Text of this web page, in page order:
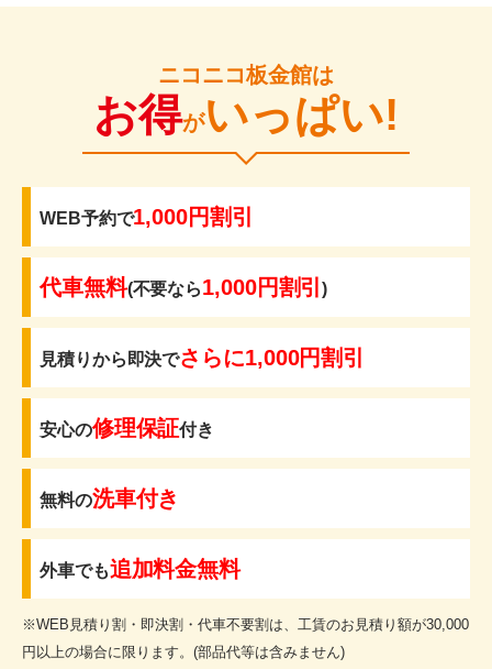
ニコニコ板金館は
お得がいっぱい!
WEB予約で1,000円割引
代車無料(不要なら1,000円割引)
見積りから即決でさらに1,000円割引
安心の修理保証付き
無料の洗車付き
外車でも追加料金無料
※WEB見積り割・即決割・代車不要割は、工賃のお見積り額が30,000
円以上の場合に限ります。(部品代等は含みません)